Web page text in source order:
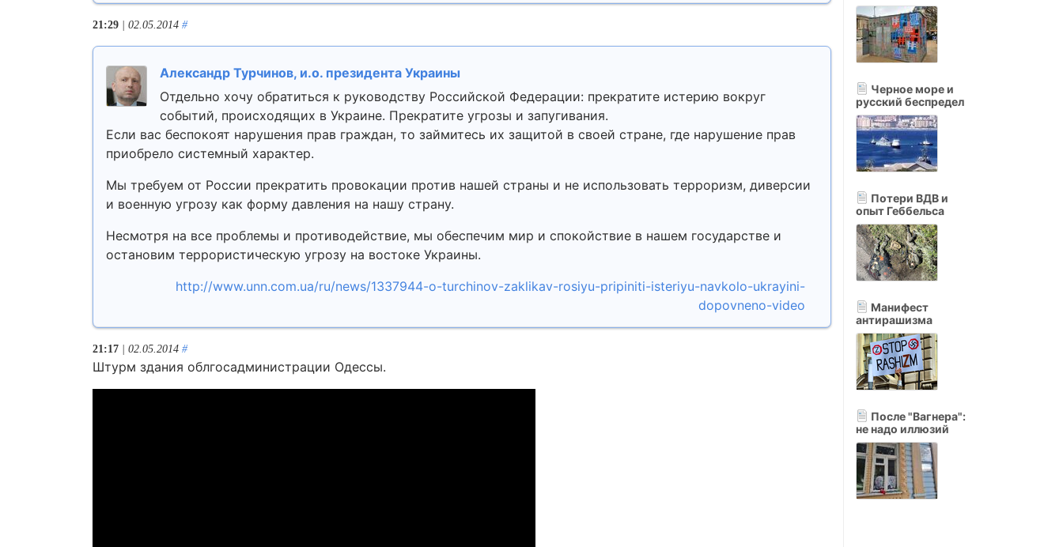
21:29 | 02.05.2014 #
Александр Турчинов, и.о. президента Украины
Отдельно хочу обратиться к руководству Российской Федерации: прекратите истерию вокруг
событий, происходящих в Украине. Прекратите угрозы и запугивания.
Если вас беспокоят нарушения прав граждан, то займитесь их защитой в своей стране, где нарушение прав
приобрело системный характер.
Мы требуем от России прекратить провокации против нашей страны и не использовать терроризм, диверсии
и военную угрозу как форму давления на нашу страну.
Несмотря на все проблемы и противодействие, мы обеспечим мир и спокойствие в нашем государстве и
остановим террористическую угрозу на востоке Украины.
http://www.unn.com.ua/ru/news/1337944-o-turchinov-zaklikav-rosiyu-pripiniti-isteriyu-navkolo-ukrayini-
dopovneno-video
21:17 | 02.05.2014 #
Штурм здания облгосадминистрации Одессы.
Черное море и
русский беспредел
Потери ВДВ и
опыт Геббельса
Манифест
антирашизма
После "Вагнера":
не надо иллюзий